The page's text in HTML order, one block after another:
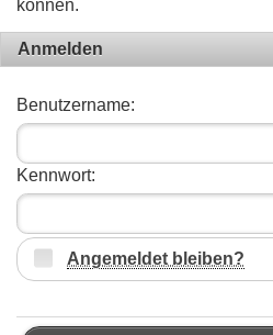
können.
Anmelden
Benutzername:
Kennwort:
Angemeldet bleiben?